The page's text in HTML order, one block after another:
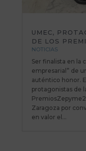
UMEC,
DE LOS
NOTICIAS
Ser finalista en la
empresarial” de
auténtico honor.
protagonistas de
Zaragoza por
en valor el...